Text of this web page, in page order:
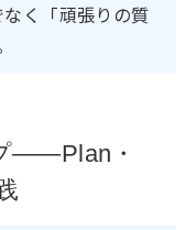
く「頑張りの質
——Plan・